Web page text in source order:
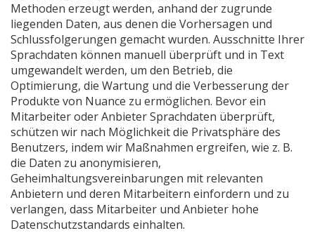
Methoden erzeugt werden, anhand der zugrunde
liegenden Daten, aus denen die Vorhersagen und
Schlussfolgerungen gemacht wurden. Ausschnitte Ihrer
Sprachdaten können manuell überprüft und in Text
umgewandelt werden, um den Betrieb, die
Optimierung, die Wartung und die Verbesserung der
Produkte von Nuance zu ermöglichen. Bevor ein
Mitarbeiter oder Anbieter Sprachdaten überprüft,
schützen wir nach Möglichkeit die Privatsphäre des
Benutzers, indem wir Maßnahmen ergreifen, wie z. B.
die Daten zu anonymisieren,
Geheimhaltungsvereinbarungen mit relevanten
Anbietern und deren Mitarbeitern einfordern und zu
verlangen, dass Mitarbeiter und Anbieter hohe
Datenschutzstandards einhalten.